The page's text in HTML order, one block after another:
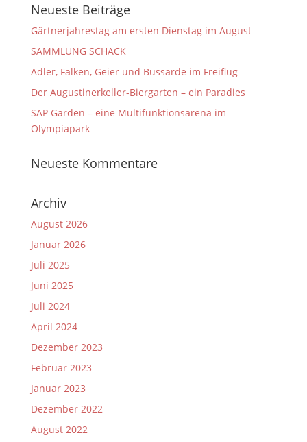
Neueste Beiträge
Gärtnerjahrestag am ersten Dienstag im August
SAMMLUNG SCHACK
Adler, Falken, Geier und Bussarde im Freiflug
Der Augustinerkeller-Biergarten – ein Paradies
SAP Garden – eine Multifunktionsarena im
Olympiapark
Neueste Kommentare
Archiv
August 2026
Januar 2026
Juli 2025
Juni 2025
Juli 2024
April 2024
Dezember 2023
Februar 2023
Januar 2023
Dezember 2022
August 2022